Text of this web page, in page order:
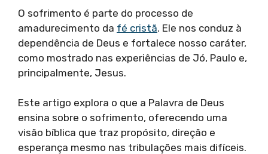
O sofrimento é parte do processo de
amadurecimento da fé cristã. Ele nos conduz à
dependência de Deus e fortalece nosso caráter,
como mostrado nas experiências de Jó, Paulo e,
principalmente, Jesus.
Este artigo explora o que a Palavra de Deus
ensina sobre o sofrimento, oferecendo uma
visão bíblica que traz propósito, direção e
esperança mesmo nas tribulações mais difíceis.